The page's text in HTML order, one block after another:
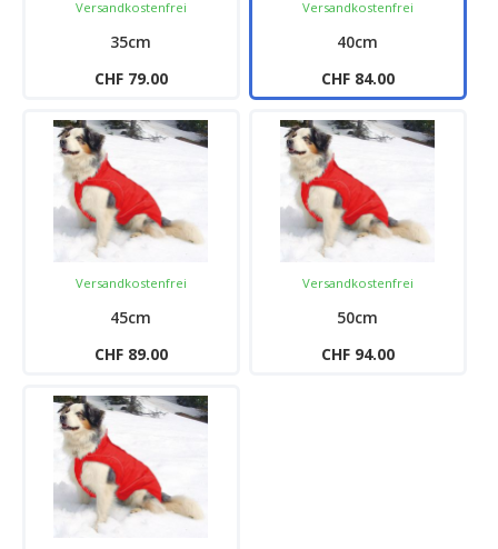
Versandkostenfrei
35cm
CHF 79.00
Versandkostenfrei
40cm
CHF 84.00
Versandkostenfrei
45cm
CHF 89.00
Versandkostenfrei
50cm
CHF 94.00